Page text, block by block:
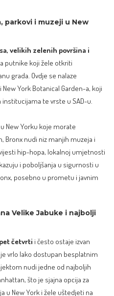
parkovi i muzeji u New
velikih zelenih površina i
putnike koji žele otkriti
grada. Ovdje se nalaze
New York Botanical Garden-a, koji
te vrste u SAD-u.​
New Yorku koje morate
Bronx nudi niz manjih muzeja i
hip-hopa, lokalnoj umjetnosti
i poboljšanja u sigurnosti u
posebno u prometu i javnim
Velike Jabuke i najbolji
četvrti i često ostaje izvan
vrlo lako dostupan besplatnim
nudi jedne od najboljih
što je sjajna opcija za
u New York i žele uštedjeti na